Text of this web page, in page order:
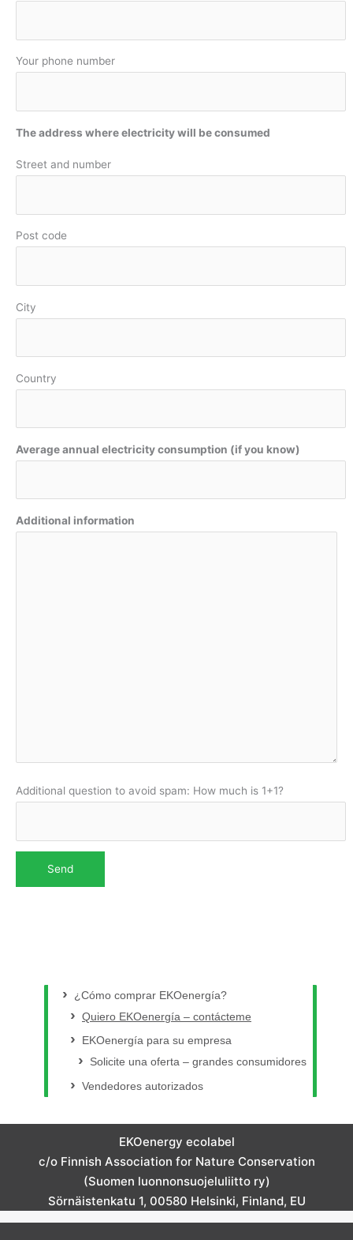
Your phone number
The address where electricity will be consumed
Street and number
Post code
City
Country
Average annual electricity consumption (if you know)
Additional information
Additional question to avoid spam: How much is 1+1?
¿Cómo comprar EKOenergía?
Quiero EKOenergía – contácteme
EKOenergía para su empresa
Solicite una oferta – grandes consumidores
Vendedores autorizados
EKOenergy ecolabel
c/o Finnish Association for Nature Conservation
(Suomen luonnonsuojeluliitto ry)
Sörnäistenkatu 1, 00580 Helsinki, Finland, EU